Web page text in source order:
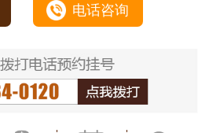
电话咨询